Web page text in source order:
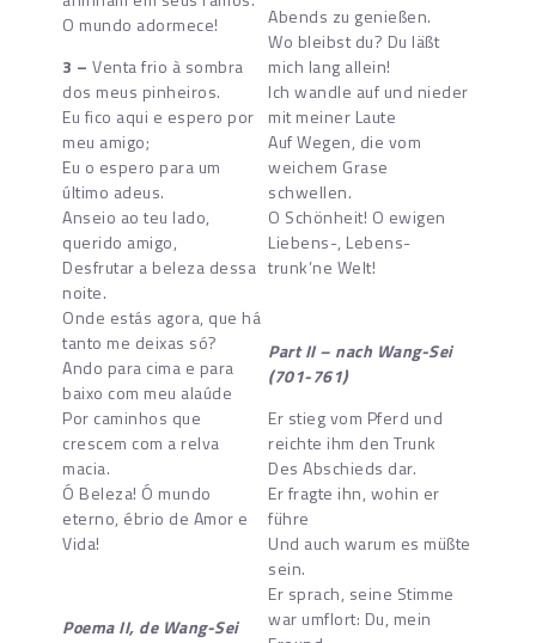
O mundo adormece!
3 – Venta frio à sombra
dos meus pinheiros.
Eu fico aqui e espero por
meu amigo;
Eu o espero para um
último adeus.
Anseio ao teu lado,
querido amigo,
Desfrutar a beleza dessa
noite.
Onde estás agora, que há
tanto me deixas só?
Ando para cima e para
baixo com meu alaúde
Por caminhos que
crescem com a relva
macia.
Ó Beleza! Ó mundo
eterno, ébrio de Amor e
Vida!
Poema II, de Wang-Sei
Abends zu genießen.
Wo bleibst du? Du läßt
mich lang allein!
Ich wandle auf und nieder
mit meiner Laute
Auf Wegen, die vom
weichem Grase
schwellen.
O Schönheit! O ewigen
Liebens-, Lebens-
trunk’ne Welt!
Part II – nach Wang-Sei
(701-761)
Er stieg vom Pferd und
reichte ihm den Trunk
Des Abschieds dar.
Er fragte ihn, wohin er
führe
Und auch warum es müßte
sein.
Er sprach, seine Stimme
war umflort: Du, mein